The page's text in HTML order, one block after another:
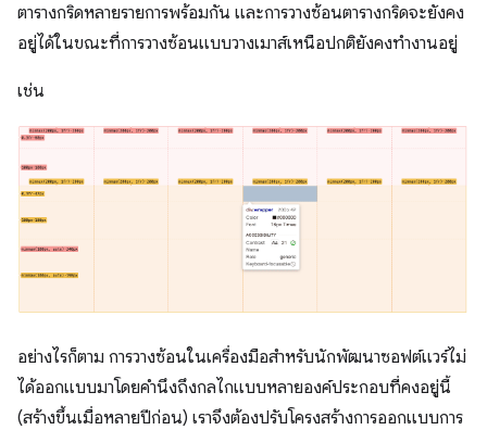
ตารางกริดหลายรายการพร้อมกัน และการวางซ้อนตารางกริดจะยังคง
อยู่ได้ในขณะที่การวางซ้อนแบบวางเมาส์เหนือปกติยังคงทำงานอยู่
เช่น
อย่างไรก็ตาม การวางซ้อนในเครื่องมือสำหรับนักพัฒนาซอฟต์แวร์ไม่
ได้ออกแบบมาโดยคำนึงถึงกลไกแบบหลายองค์ประกอบที่คงอยู่นี้
(สร้างขึ้นเมื่อหลายปีก่อน) เราจึงต้องปรับโครงสร้างการออกแบบการ